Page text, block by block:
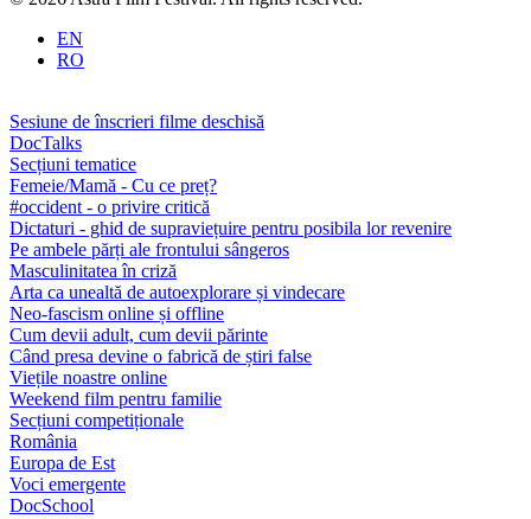
EN
RO
Sesiune de înscrieri filme deschisă
DocTalks
Secțiuni tematice
Femeie/Mamă - Cu ce preț?
#occident - o privire critică
Dictaturi - ghid de supraviețuire pentru posibila lor revenire
Pe ambele părți ale frontului sângeros
Masculinitatea în criză
Arta ca unealtă de autoexplorare și vindecare
Neo-fascism online și offline
Cum devii adult, cum devii părinte
Când presa devine o fabrică de știri false
Viețile noastre online
Weekend film pentru familie
Secțiuni competiționale
România
Europa de Est
Voci emergente
DocSchool